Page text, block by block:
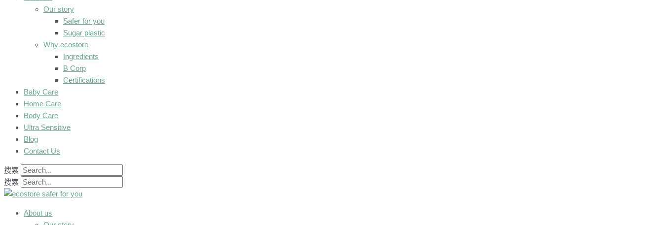
Our story
Safer for you
Sugar plastic
Why ecostore
Ingredients
B Corp
Certifications
Baby Care
Home Care
Body Care
Ultra Sensitive
Blog
Contact Us
搜索
搜索
About us